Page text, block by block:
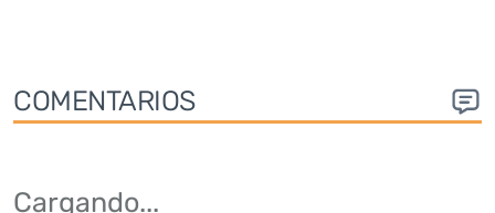
COMENTARIOS
Cargando...